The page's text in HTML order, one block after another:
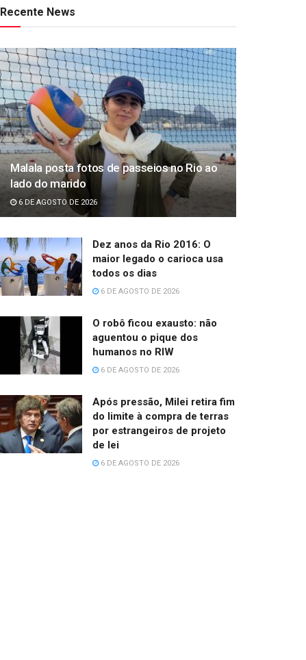
Recente News
Malala posta fotos de passeios no Rio ao
lado do marido
6 DE AGOSTO DE 2026
Dez anos da Rio 2016: O
maior legado o carioca usa
todos os dias
6 DE AGOSTO DE 2026
O robô ficou exausto: não
aguentou o pique dos
humanos no RIW
6 DE AGOSTO DE 2026
Após pressão, Milei retira fim
do limite à compra de terras
por estrangeiros de projeto
de lei
6 DE AGOSTO DE 2026